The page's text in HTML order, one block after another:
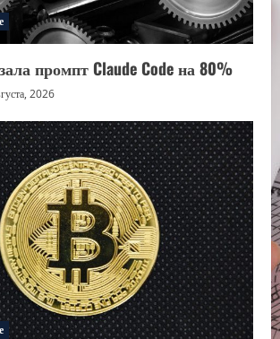
промпт Claude Code на 80%
2026